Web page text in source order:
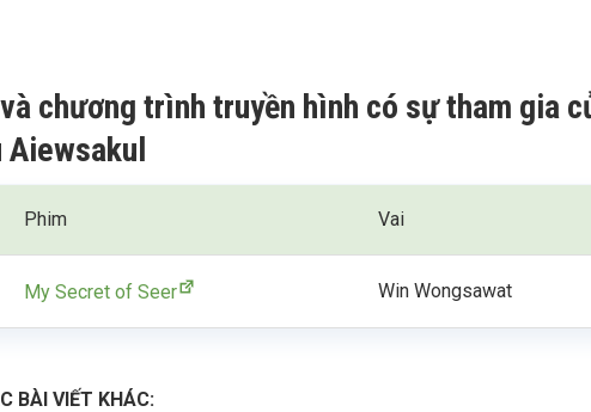
chương trình truyền hình có sự tham gia
Aiewsakul
Phim Vai
My Secret of Seer Win Wongsawat
BÀI VIẾT KHÁC: